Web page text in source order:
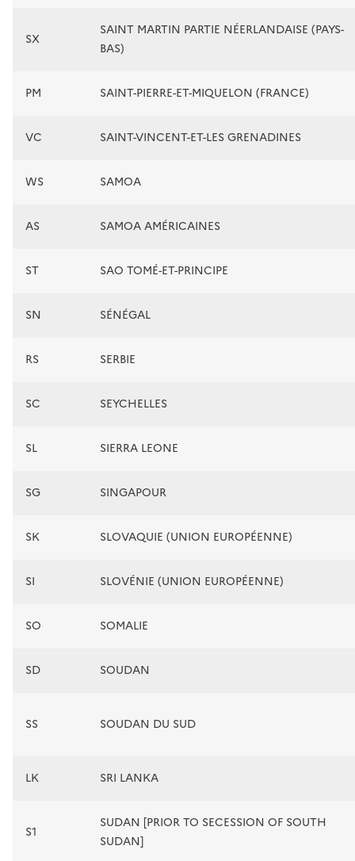
SX
SAINT MARTIN PARTIE NÉERLANDAISE (PAYS-
BAS)
PM SAINT-PIERRE-ET-MIQUELON (FRANCE)
VC SAINT-VINCENT-ET-LES GRENADINES
WS SAMOA
AS SAMOA AMÉRICAINES
ST SAO TOMÉ-ET-PRINCIPE
SN SÉNÉGAL
RS SERBIE
SC SEYCHELLES
SL SIERRA LEONE
SG SINGAPOUR
SK SLOVAQUIE (UNION EUROPÉENNE)
SI SLOVÉNIE (UNION EUROPÉENNE)
SO SOMALIE
SD SOUDAN
SS SOUDAN DU SUD
LK SRI LANKA
S1
SUDAN [PRIOR TO SECESSION OF SOUTH
SUDAN]